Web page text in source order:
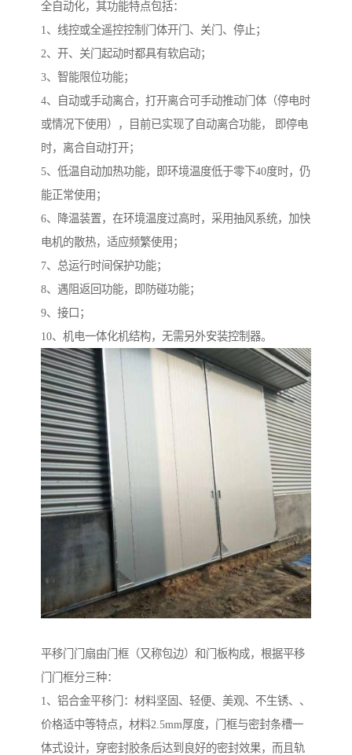
全自动化，其功能特点包括：
1、线控或全遥控控制门体开门、关门、停止；
2、开、关门起动时都具有软启动；
3、智能限位功能；
4、自动或手动离合，打开离合可手动推动门体（停电时
或情况下使用），目前已实现了自动离合功能， 即停电
时，离合自动打开；
5、低温自动加热功能，即环境温度低于零下40度时，仍
能正常使用；
6、降温装置，在环境温度过高时，采用抽风系统，加快
电机的散热，适应频繁使用；
7、总运行时间保护功能；
8、遇阻返回功能，即防碰功能；
9、接口；
10、机电一体化机结构，无需另外安装控制器。
平移门门扇由门框（又称包边）和门板构成，根据平移
门门框分三种：
1、铝合金平移门：材料坚固、轻便、美观、不生锈、、
价格适中等特点，材料2.5mm厚度，门框与密封条槽一
体式设计，穿密封胶条后达到良好的密封效果，而且轨